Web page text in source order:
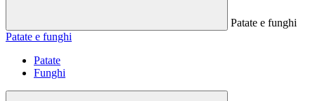
Patate e funghi
Patate e funghi
Patate
Funghi